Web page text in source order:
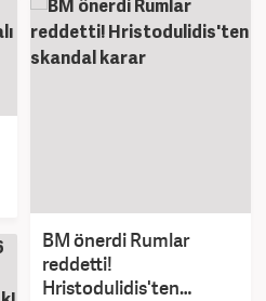
BM önerdi Rumlar
reddetti!
Hristodulidis'ten